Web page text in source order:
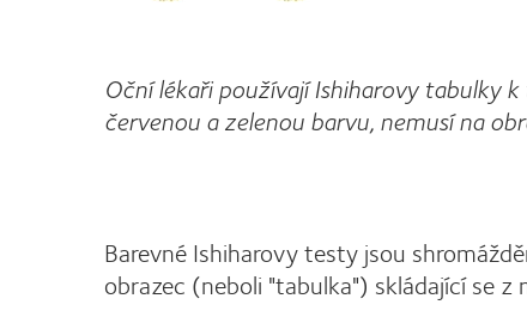
Oční lékaři používají Ishiharovy tabulky
červenou a zelenou barvu, nemusí na
Barevné Ishiharovy testy jsou
obrazec (neboli "tabulka") skládající se